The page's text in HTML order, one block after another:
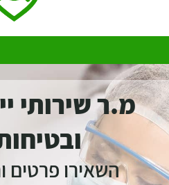
מ.ר שירותי
השאירו פרטים